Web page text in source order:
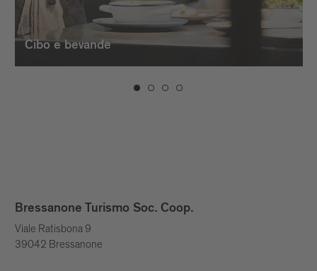
Cibo e bevande
Bressanone Turismo Soc. Coop.
Viale Ratisbona 9
39042 Bressanone